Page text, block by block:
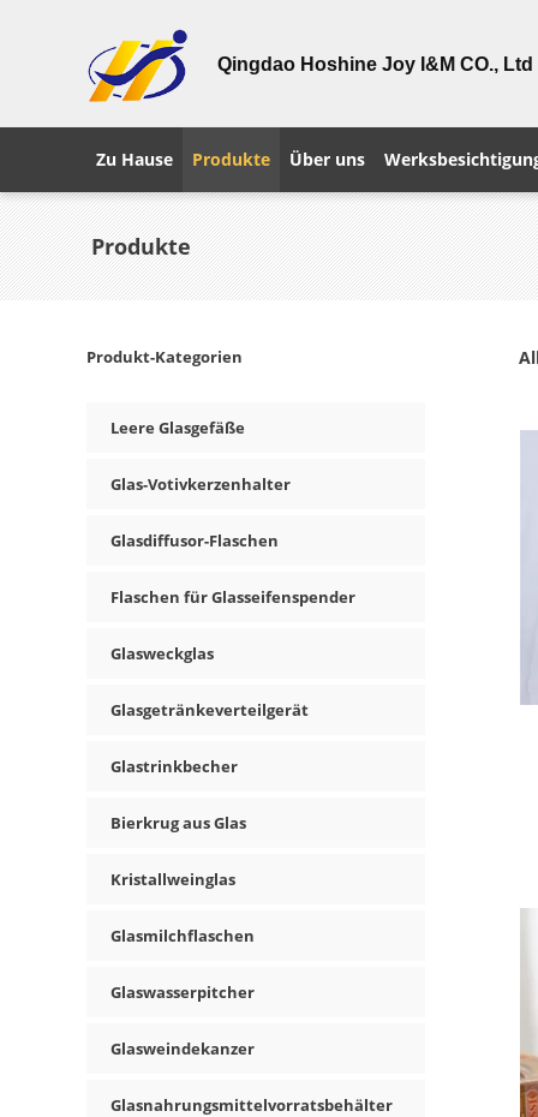
Qingdao Hoshine Joy I&M CO., Ltd
Zu Hause Produkte Über uns
Produkte
Produkt-Kategorien
Leere Glasgefäße
Glas-Votivkerzenhalter
Glasdiffusor-Flaschen
Flaschen für Glasseifenspender
Glasweckglas
Glasgetränkeverteilgerät
Glastrinkbecher
Bierkrug aus Glas
Kristallweinglas
Glasmilchflaschen
Glaswasserpitcher
Glasweindekanzer
Glasnahrungsmittelvorratsbehälter